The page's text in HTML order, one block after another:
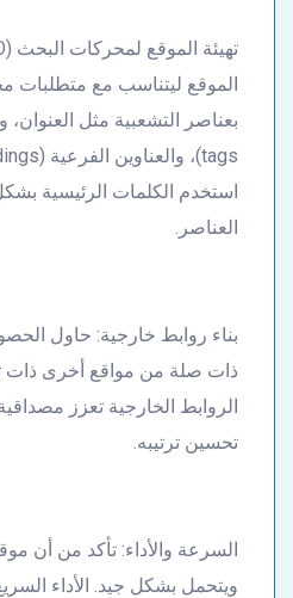
الموقع ليتناسب مع متطلبات
استخدم الكلمات الرئيسية
العناصر.
بناء روابط خارجية: حاول
ذات صلة من مواقع أخرى ذات
الروابط الخارجية تعزز
تحسين ترتيبه.
السرعة والأداء: تأكد من أن
ويتحمل بشكل جيد. الأداء